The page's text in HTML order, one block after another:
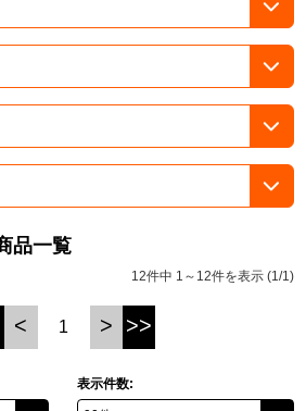
品一覧
12件中 1～12件を表示 (1/1)
< 1 > >>
表示件数: